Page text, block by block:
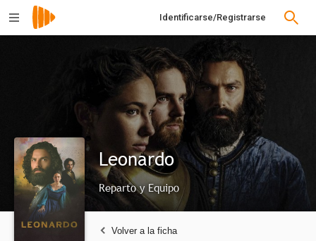
Identificarse/Registrarse
Leonardo
Reparto y Equipo
Volver a la ficha